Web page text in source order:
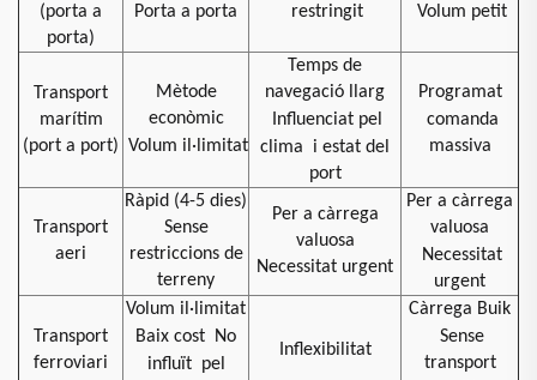
(porta a
porta)
Porta a porta
restringit
Volum petit
Transport
marítim
(port a port)
Mètode
econòmic
Volum il·limitat
Temps de
navegació llarg
Influenciat pel
clima
i estat del
port
Programat
comanda
massiva
Transport
aeri
Ràpid (4-5 dies)
Sense
restriccions de
terreny
Per a càrrega
valuosa
Necessitat urgent
Per a càrrega
valuosa
Necessitat
urgent
Transport
ferroviari
Volum il·limitat
Baix cost
No
influït pel
Inflexibilitat
Càrrega Buik
Sense
transport